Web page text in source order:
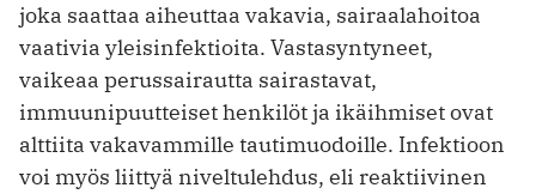
joka saattaa aiheuttaa vakavia, sairaalahoitoa
vaativia yleisinfektioita. Vastasyntyneet,
vaikeaa perussairautta sairastavat,
immuunipuutteiset henkilöt ja ikäihmiset ovat
alttiita vakavammille tautimuodoille. Infektioon
voi myös liittyä niveltulehdus, eli reaktiivinen